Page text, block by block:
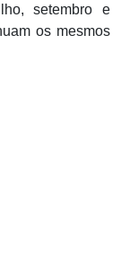
setembro e
os mesmos